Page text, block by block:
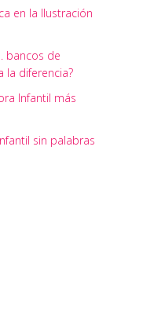
en la Ilustración
bancos de
la diferencia?
Infantil más
sin palabras